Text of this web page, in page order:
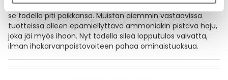
Tuotelupauksessa mainittiin, että ei häiritsevää tuoksua ja
se todella piti paikkansa. Muistan aiemmin vastaavissa
tuotteissa olleen epämiellyttävä ammoniakin pistävä haju,
joka jäi myös ihoon. Nyt todella sileä lopputulos vaivatta,
ilman ihokarvanpoistovoiteen pahaa ominaistuoksua.